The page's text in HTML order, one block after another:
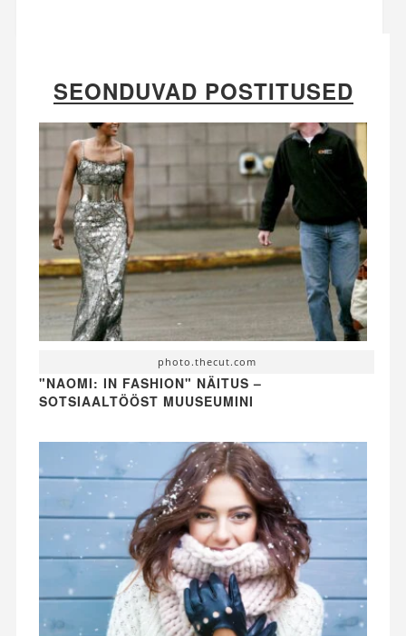
SEONDUVAD POSTITUSED
photo.thecut.com
"NAOMI: IN FASHION" NÄITUS –
SOTSIAALTÖÖST MUUSEUMINI